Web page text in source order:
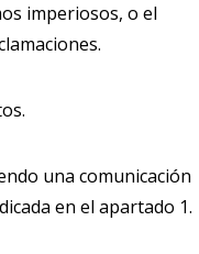
imperiosos, o el
una comunicación
en el apartado 1.